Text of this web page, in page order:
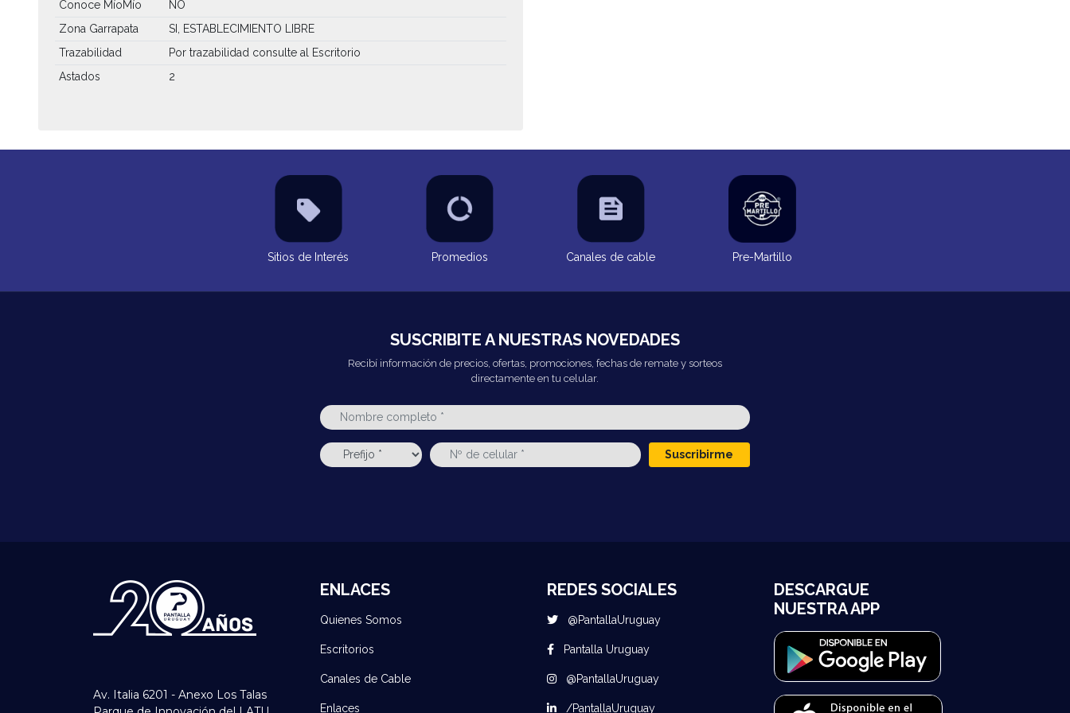
Conoce MíoMío
NO
Zona Garrapata
SI, ESTABLECIMIENTO LIBRE
Trazabilidad
Por trazabilidad consulte al Escritorio
Astados
2
Sitios de Interés Promedios Canales de cable Pre-Martillo
SUSCRIBITE A NUESTRAS NOVEDADES
Recibí información de precios, ofertas, promociones, fechas de remate y sorteos
directamente en tu celular.
Suscribirme
Av. Italia 6201 - Anexo Los Talas
ENLACES
Quienes Somos
Escritorios
Canales de Cable
Enlaces
REDES SOCIALES
@PantallaUruguay
Pantalla Uruguay
@PantallaUruguay
/PantallaUruguay
DESCARGUE
NUESTRA APP